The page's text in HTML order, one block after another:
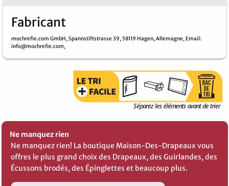
Fabricant
mochrefie.com GmbH, Spannstiftstrasse 39, 58119 Hagen, Allemagne, Email:
info@mochrefie.com,
Ne manquez rien
Ne manquez rien! La boutique Maison-Des-Drapeaux vous
offres le plus grand choix des Drapeaux, des Guirlandes, des
Écussons brodés, des Épinglettes et beaucoup plus.